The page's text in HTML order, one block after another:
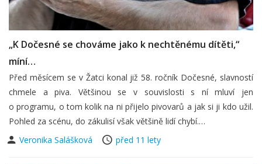
„K Dočesné se chováme jako k nechtěnému dítěti,“
míní…
Před měsícem se v Žatci konal již 58. ročník Dočesné, slavností
chmele a piva. Většinou se v souvislosti s ní mluví jen
o programu, o tom kolik na ni přijelo pivovarů a jak si ji kdo užil.
Pohled za scénu, do zákulisí však většině lidí chybí.…
Veronika Salášková
před 11 lety